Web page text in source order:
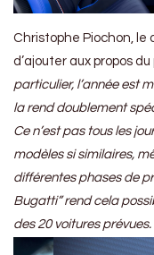
Christophe Piochon,
d’ajouter aux propos du
particulier, l’année est
la rend doublement
Ce n’est pas tous les
modèles si similaires,
différentes phases de
Bugatti” rend cela
des 20 voitures prévues.